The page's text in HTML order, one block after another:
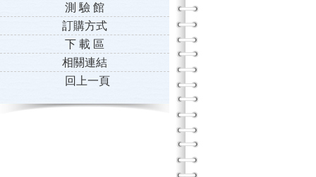
測 驗 館
訂購方式
下 載 區
相關連結
回上一頁